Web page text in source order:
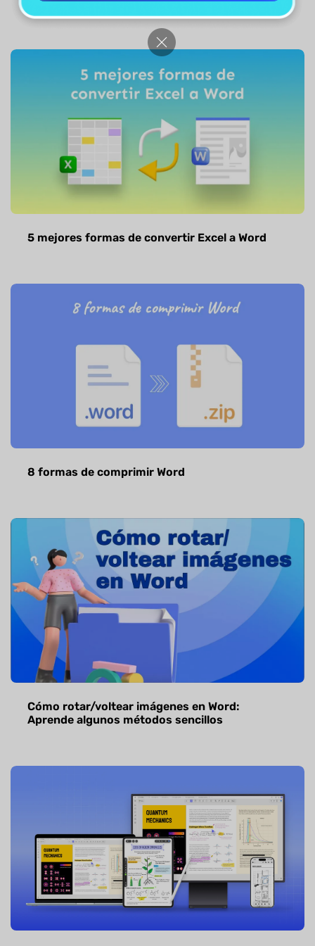
de varias páginas ? [Guía definitiva]
5 mejores formas de convertir Excel a Word
8 formas de comprimir Word
Cómo rotar/voltear imágenes en Word:
Aprende algunos métodos sencillos